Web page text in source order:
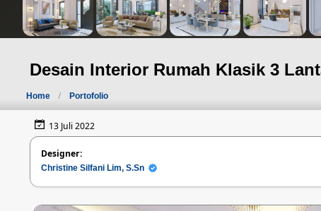
Desain Interior Rumah Klasik 3
Home Portofolio
13 Juli 2022
Designer:
Christine Silfani Lim, S.Sn